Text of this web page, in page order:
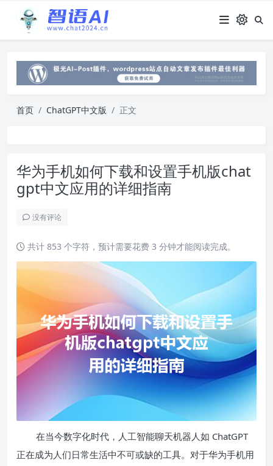
首页 ChatGPT中文版 正文
华为手机如何下载和设置手机版chat
gpt中文应用的详细指南
没有评论
共计 853 个字符，预计需要花费 3 分钟才能阅读完成。
在当今数字化时代，人工智能聊天机器人如 ChatGPT
正在成为人们日常生活中不可或缺的工具。对于华为手机用